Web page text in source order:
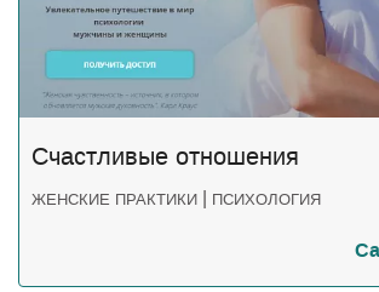
Счастливые отношения
ЖЕНСКИЕ ПРАКТИКИ | ПСИХОЛОГИЯ